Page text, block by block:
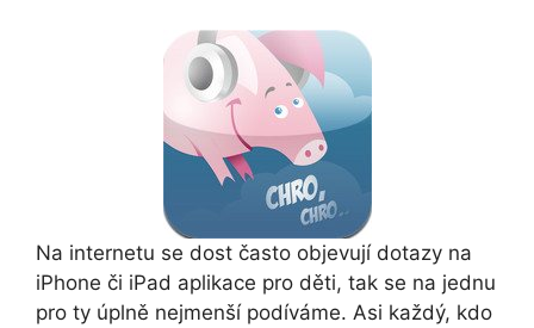
Na internetu se dost často objevují dotazy na
iPhone či iPad aplikace pro děti, tak se na jednu
pro ty úplně nejmenší podíváme. Asi každý, kdo